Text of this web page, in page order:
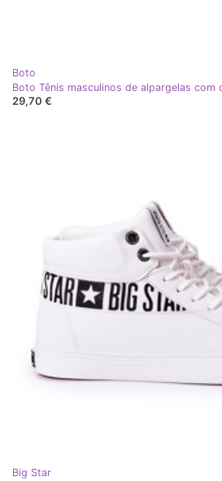
Boto
Boto Tênis masculinos de alpargelas com
29,70 €
Big Star